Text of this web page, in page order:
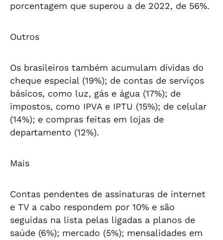
porcentagem que superou a de 2022, de 56%.
Outros
Os brasileiros também acumulam dívidas do
cheque especial (19%); de contas de serviços
básicos, como luz, gás e água (17%); de
impostos, como IPVA e IPTU (15%); de celular
(14%); e compras feitas em lojas de
departamento (12%).
Mais
Contas pendentes de assinaturas de internet
e TV a cabo respondem por 10% e são
seguidas na lista pelas ligadas a planos de
saúde (6%); mercado (5%); mensalidades em